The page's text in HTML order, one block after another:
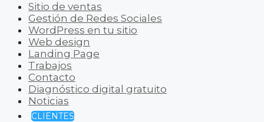
Sitio de ventas
Gestión de Redes Sociales
WordPress en tu sitio
Web design
Landing Page
Trabajos
Contacto
Diagnóstico digital gratuito
Noticias
CLIENTES